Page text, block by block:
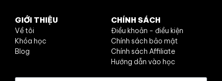
GIỚI THIỆU
Về tôi
Khóa học
Blog
CHÍNH SÁCH
Điều khoản - điều kiện
Chính sách bảo mật
Chính sách Affiliate
Hướng dẫn vào học